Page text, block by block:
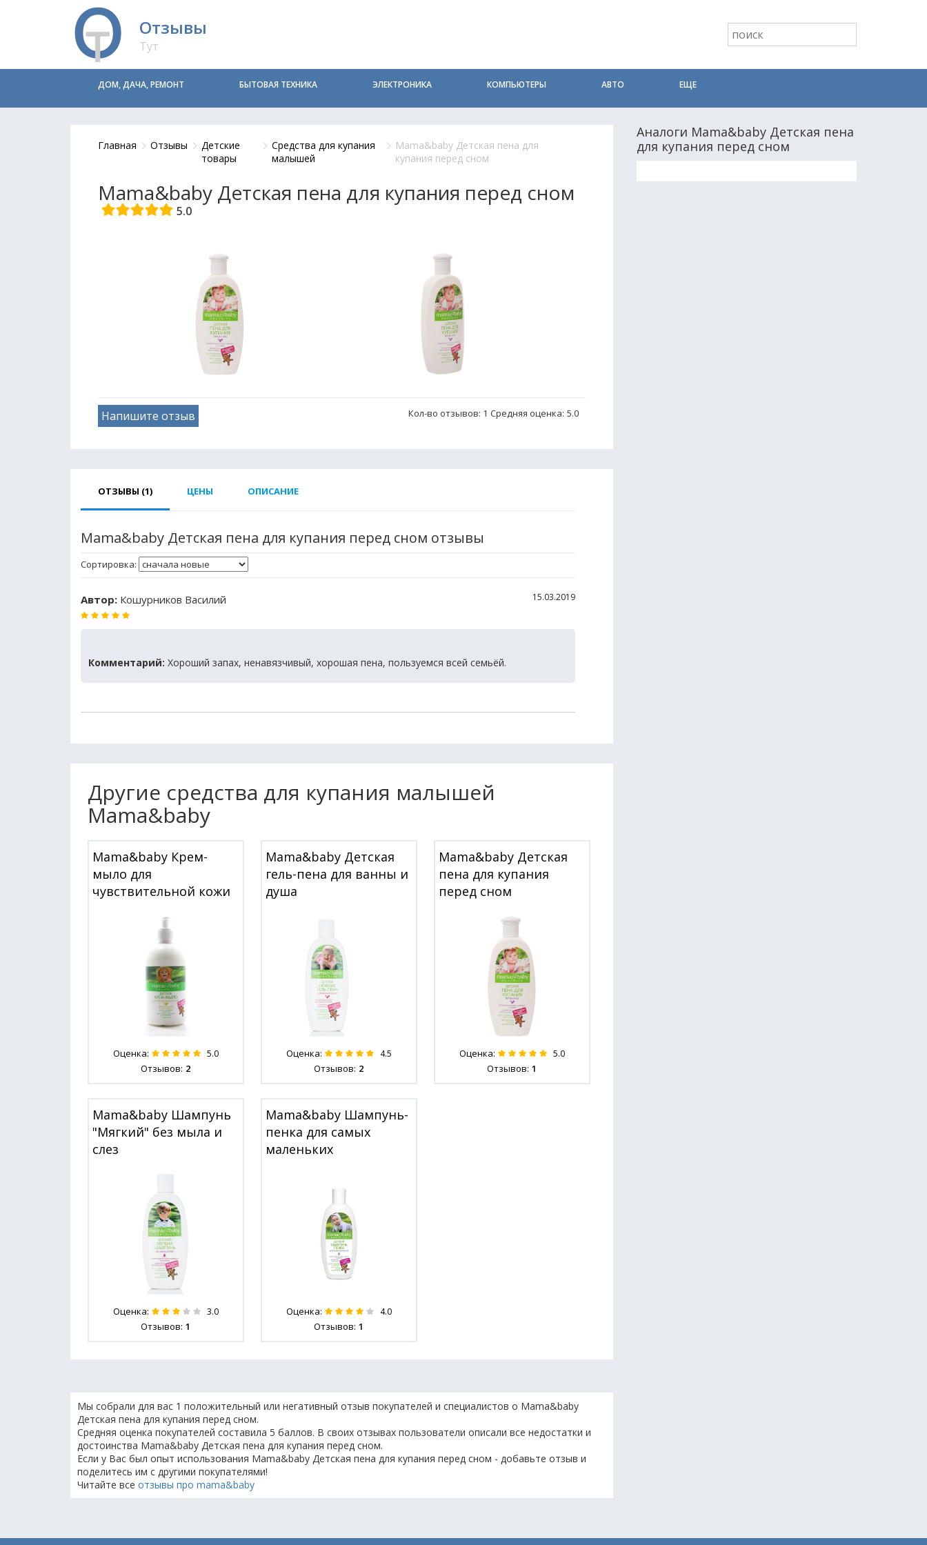
Отзывы
Тут
ДОМ, ДАЧА, РЕМОНТ БЫТОВАЯ ТЕХНИКА ЭЛЕКТРОНИКА КОМПЬЮТЕРЫ АВТО ЕЩЕ
Главная Отзывы
Детские
товары
Средства для купания
малышей
Mama&baby Детская пена для
купания перед сном
Mama&baby Детская пена для купания перед сном
5.0
Кол-во отзывов: 1 Средняя оценка: 5.0
Напишите отзыв
ОТЗЫВЫ (1) ЦЕНЫ ОПИСАНИЕ
Mama&baby Детская пена для купания перед сном отзывы
Сортировка:
Автор: Кошурников Василий 15.03.2019
Комментарий: Хороший запах, ненавязчивый, хорошая пена, пользуемся всей семьёй.
Другие средства для купания малышей
Mama&baby
Mama&baby Крем-
мыло для
чувствительной кожи
Оценка: 5.0
Отзывов: 2
Mama&baby Детская
гель-пена для ванны и
душа
Оценка: 4.5
Отзывов: 2
Mama&baby Детская
пена для купания
перед сном
Оценка: 5.0
Отзывов: 1
Mama&baby Шампунь
"Мягкий" без мыла и
слез
Оценка: 3.0
Отзывов: 1
Mama&baby Шампунь-
пенка для самых
маленьких
Оценка: 4.0
Отзывов: 1
Мы собрали для вас 1 положительный или негативный отзыв покупателей и специалистов о Mama&baby
Детская пена для купания перед сном.
Средняя оценка покупателей составила 5 баллов. В своих отзывах пользователи описали все недостатки и
достоинства Mama&baby Детская пена для купания перед сном.
Если у Вас был опыт использования Mama&baby Детская пена для купания перед сном - добавьте отзыв и
поделитесь им с другими покупателями!
Читайте все отзывы про mama&baby
Аналоги Mama&baby Детская пена
для купания перед сном